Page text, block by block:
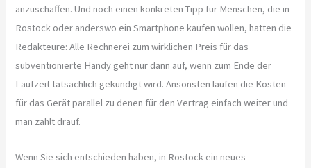
anzuschaffen. Und noch einen konkreten Tipp für Menschen, die in
Rostock oder anderswo ein Smartphone kaufen wollen, hatten die
Redakteure: Alle Rechnerei zum wirklichen Preis für das
subventionierte Handy geht nur dann auf, wenn zum Ende der
Laufzeit tatsächlich gekündigt wird. Ansonsten laufen die Kosten
für das Gerät parallel zu denen für den Vertrag einfach weiter und
man zahlt drauf.
Wenn Sie sich entschieden haben, in Rostock ein neues